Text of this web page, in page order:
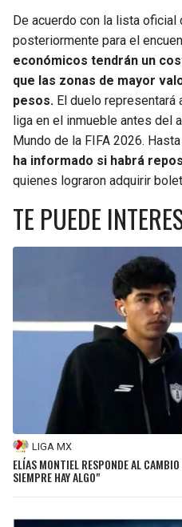
De acuerdo con la lista
posteriormente para el
económicos tendrán un
que las zonas de mayor
pesos. El duelo
liga en el inmueble antes del
Mundo de la FIFA 2026.
ha informado si habrá
quienes lograron adquirir
TE PUEDE
LIGA MX
ELÍAS MONTIEL RESPONDE AL
SIEMPRE HAY ALGO"